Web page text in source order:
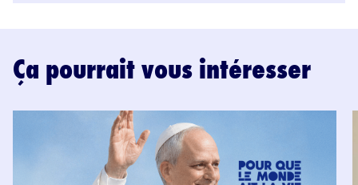
Ça pourrait vous intéresser